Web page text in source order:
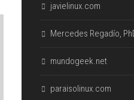
javielinux.com
Mercedes Regadío,
mundogeek.net
paraisolinux.com